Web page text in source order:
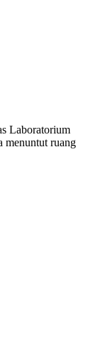
Laboratorium
menuntut ruang